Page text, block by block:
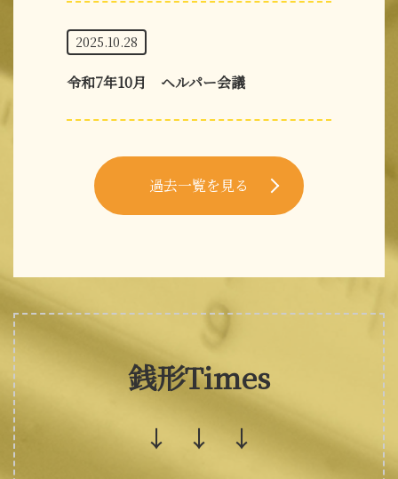
2025.10.28
令和7年10月 ヘルパー会議
過去一覧を見る
銭形Times
↓ ↓ ↓